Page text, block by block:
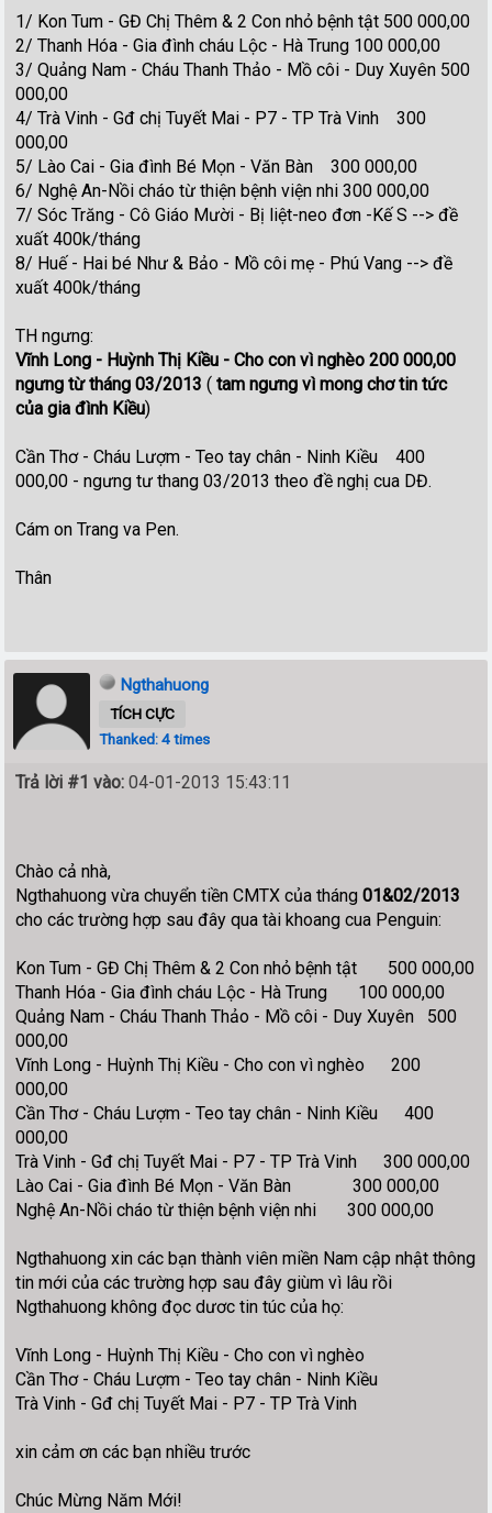
1/ Kon Tum - GĐ Chị Thêm & 2 Con nhỏ bệnh tật 500 000,00
2/ Thanh Hóa - Gia đình cháu Lộc - Hà Trung 100 000,00
3/ Quảng Nam - Cháu Thanh Thảo - Mồ côi - Duy Xuyên 500
000,00
4/ Trà Vinh - Gđ chị Tuyết Mai - P7 - TP Trà Vinh 300
000,00
5/ Lào Cai - Gia đình Bé Mọn - Văn Bàn 300 000,00
6/ Nghệ An-Nồi cháo từ thiện bệnh viện nhi 300 000,00
7/ Sóc Trăng - Cô Giáo Mười - Bị liệt-neo đơn -Kế S --> đề
xuất 400k/tháng
8/ Huế - Hai bé Như & Bảo - Mồ côi mẹ - Phú Vang --> đề
xuất 400k/tháng
TH ngưng:
Vĩnh Long - Huỳnh Thị Kiều - Cho con vì nghèo 200 000,00
ngưng từ tháng 03/2013(tam ngưng vì mong chơ tin tức
của gia đình Kiều)
Cần Thơ - Cháu Lượm - Teo tay chân - Ninh Kiều 400
000,00 - ngưng tư thang 03/2013 theo đề nghị cua DĐ.
Cám on Trang va Pen.
Thân
Ngthahuong
TÍCH CỰC
Thanked: 4 times
Trả lời #1 vào: 04-01-2013 15:43:11
Chào cả nhà,
Ngthahuong vừa chuyển tiền CMTX của tháng01&02/2013
cho các trường hợp sau đây qua tài khoang cua Penguin:
Kon Tum - GĐ Chị Thêm & 2 Con nhỏ bệnh tật 500 000,00
Thanh Hóa - Gia đình cháu Lộc - Hà Trung 100 000,00
Quảng Nam - Cháu Thanh Thảo - Mồ côi - Duy Xuyên 500
000,00
Vĩnh Long - Huỳnh Thị Kiều - Cho con vì nghèo 200
000,00
Cần Thơ - Cháu Lượm - Teo tay chân - Ninh Kiều 400
000,00
Trà Vinh - Gđ chị Tuyết Mai - P7 - TP Trà Vinh 300 000,00
Lào Cai - Gia đình Bé Mọn - Văn Bàn 300 000,00
Nghệ An-Nồi cháo từ thiện bệnh viện nhi 300 000,00
Ngthahuong xin các bạn thành viên miền Nam cập nhật thông
tin mới của các trường hợp sau đây giùm vì lâu rồi
Ngthahuong không đọc dươc tin túc của họ:
Vĩnh Long - Huỳnh Thị Kiều - Cho con vì nghèo
Cần Thơ - Cháu Lượm - Teo tay chân - Ninh Kiều
Trà Vinh - Gđ chị Tuyết Mai - P7 - TP Trà Vinh
xin cảm ơn các bạn nhiều trước
Chúc Mừng Năm Mới!